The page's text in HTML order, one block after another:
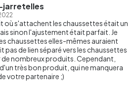
jarretelles
où s'attachent les chaussettes était un
sinon l'ajustement était parfait. Je
chaussettes elles-mêmes auraient
pas de lien séparé vers les chaussettes
nombreux produits. Cependant,
très bon produit, qui ne manquera
votre partenaire ;)